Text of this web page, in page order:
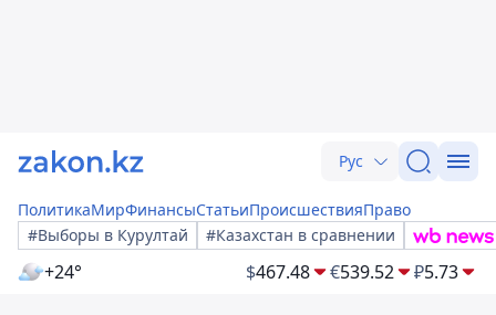
Рус
ПолитикаМирФинансыСтатьиПроисшествияПраво
#Выборы в Курултай
#Казахстан в сравнении
+24° $467.48 €539.52 ₽5.73